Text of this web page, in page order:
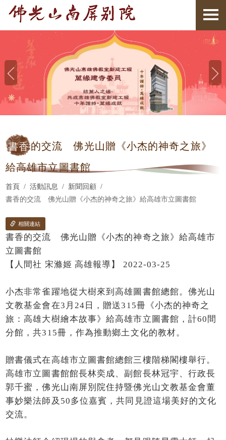
書香的交流 佛光山贈《小杰的神奇之旅》
給高雄市立圖書館
首頁 活動訊息
新聞回顧
書香的交流 佛光山贈《小杰的神奇之旅》給高雄市立圖書館
相關連結
書香的交流 佛光山贈《小杰的神奇之旅》給高雄市
立圖書館
【人間社 宋滌姬 高雄報導】 2022-03-25
小杰非常雀躍地從大樹來到高雄圖書館總館。佛光山
文教基金會在3月24日，贈送315冊《小杰的神奇之
旅：高雄大樹繪本故事》給高雄市立圖書館，計60間
分館，共315冊，作為推動鄉土文化的教材。
贈書儀式在高雄市立圖書館總館三樓階梯閣樓舉行。
高雄市立圖書館館長林奕成、副館長林冠宇、行政長
郭千蜜，佛光山南屏別院住持暨佛光山文教基金會董
事妙樂法師及50多位嘉賓，共同見證這場美好的文化
交流。